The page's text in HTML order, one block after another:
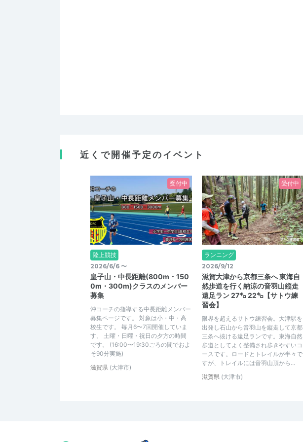
近くで開催予定のイベント
受付中
陸上競技
2026/6/6 〜
皇子山・中長距離(800m・150
0m・300m)クラスのメンバー
募集
沖コーチの指導する中長距離メンバー
募集ページです。 対象は小・中・高
校生です。 毎月6〜7回開催していま
す。 土曜・日曜・祝日の夕方の時間
です。 (16:00〜19:30ごろの間でおよ
そ90分実施)
滋賀県 (大津市)
受付中
ランニング
2026/9/12
滋賀大津から京都三条へ 東海自
然歩道を行く納涼の音羽山縦走
遠足ラン 27㌔ 22㌔【サトウ練
習会】
限界を超えるサトウ練習会。大津駅を
出発し石山から音羽山を縦走して京都
三条へ抜ける遠足ランです。東海自然
歩道としてよく整備され歩きやすいコ
ースです。ロードとトレイルが半々で
すが、トレイルには音羽山頂から...
滋賀県 (大津市)